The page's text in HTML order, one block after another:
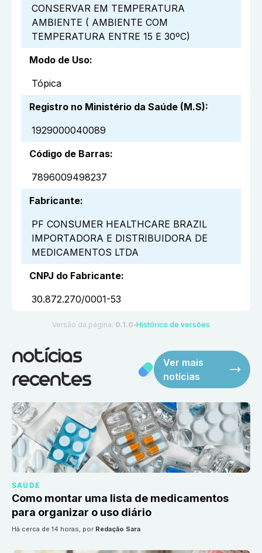
CONSERVAR EM TEMPERATURA
AMBIENTE ( AMBIENTE COM
TEMPERATURA ENTRE 15 E 30ºC)
Modo de Uso:
Tópica
Registro no Ministério da Saúde (M.S):
1929000040089
Código de Barras:
7896009498237
Fabricante:
PF CONSUMER HEALTHCARE BRAZIL
IMPORTADORA E DISTRIBUIDORA DE
MEDICAMENTOS LTDA
CNPJ do Fabricante:
30.872.270/0001-53
Versão da página: 0.1.0 ●Histórico de versões
notícias
recentes
Ver mais
notícias
SAÚDE
Como montar uma lista de medicamentos
para organizar o uso diário
há cerca de 14 horas, por Redação Sara